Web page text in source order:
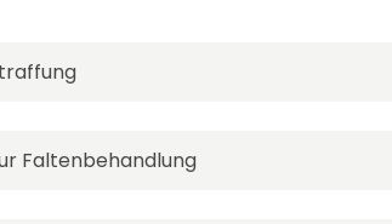
Faltenbehandlung